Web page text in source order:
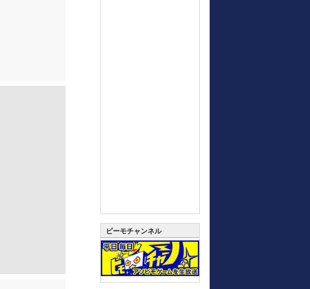
ビーモチャンネル